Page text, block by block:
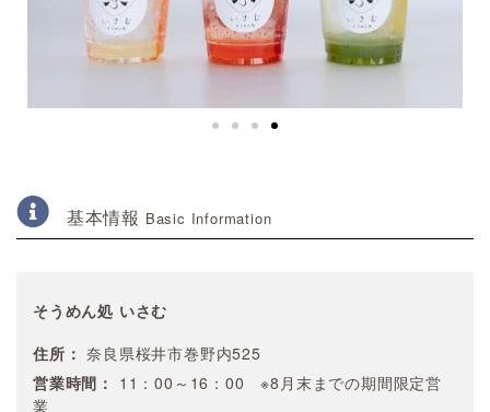
基本情報 Basic Information
そうめん処 いさむ
住所： 奈良県桜井市巻野内525
営業時間： 11：00～16：00 ※8月末までの期間限定営
業